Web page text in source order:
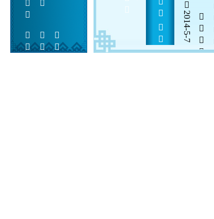
  
2014-5-7